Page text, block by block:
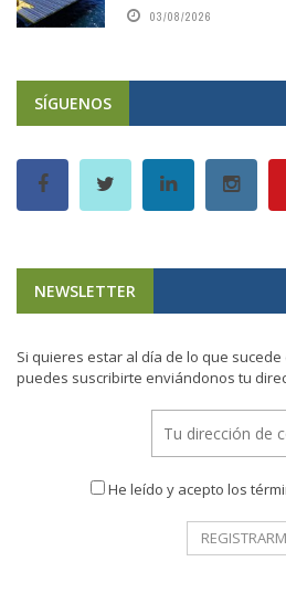
03/08/2026
SÍGUENOS
NEWSLETTER
Si quieres estar al día de lo que sucede
puedes suscribirte enviándonos tu
He leído y acepto los